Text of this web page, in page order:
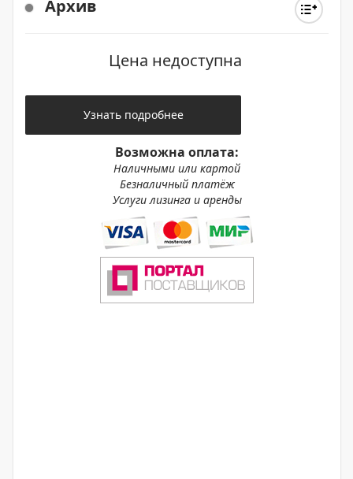
Архив
Цена недоступна
Узнать подробнее
Возможна оплата:
Наличными или картой
Безналичный платёж
Услуги лизинга и аренды